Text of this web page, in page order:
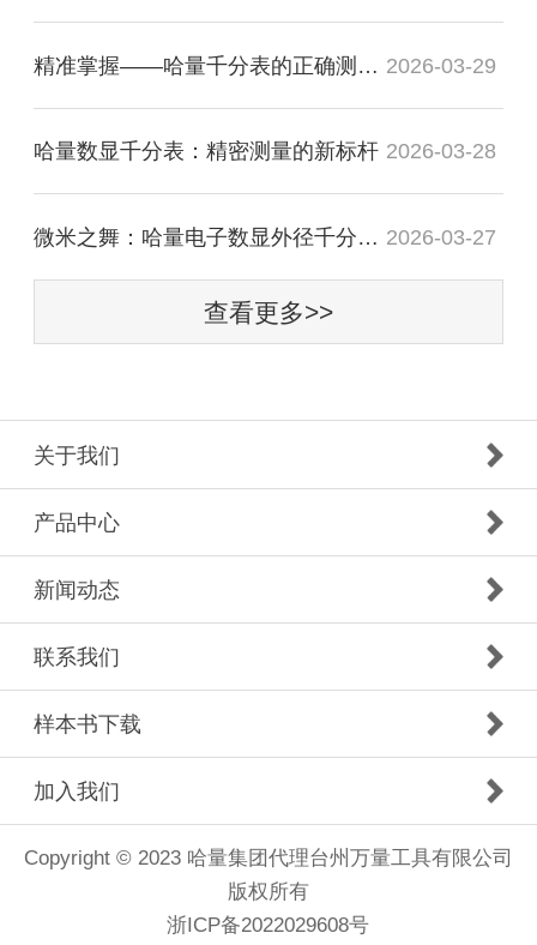
精准掌握——哈量千分表的正确测量技巧 2026-03-29
哈量数显千分表：精密测量的新标杆 2026-03-28
微米之舞：哈量电子数显外径千分尺的精密之旅 2026-03-27
查看更多>>
关于我们
产品中心
新闻动态
联系我们
样本书下载
加入我们
Copyright © 2023 哈量集团代理台州万量工具有限公司
版权所有
浙ICP备2022029608号